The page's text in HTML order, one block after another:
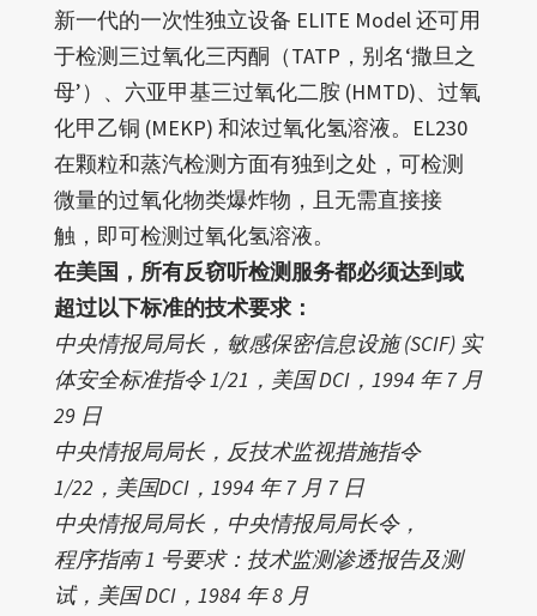
新一代的一次性独立设备 ELITE Model 还可用
于检测三过氧化三丙酮（TATP，别名‘撒旦之
母’）、六亚甲基三过氧化二胺 (HMTD)、过氧
化甲乙铜 (MEKP) 和浓过氧化氢溶液。EL230
在颗粒和蒸汽检测方面有独到之处，可检测
微量的过氧化物类爆炸物，且无需直接接
触，即可检测过氧化氢溶液。
在美国，所有反窃听检测服务都必须达到或
超过以下标准的技术要求：
中央情报局局长，敏感保密信息设施 (SCIF) 实
体安全标准指令 1/21，美国 DCI，1994 年 7 月
29 日
中央情报局局长，反技术监视措施指令
1/22，美国DCI，1994 年 7 月 7 日
中央情报局局长，中央情报局局长令，
程序指南 1 号要求：技术监测渗透报告及测
试，美国 DCI，1984 年 8 月